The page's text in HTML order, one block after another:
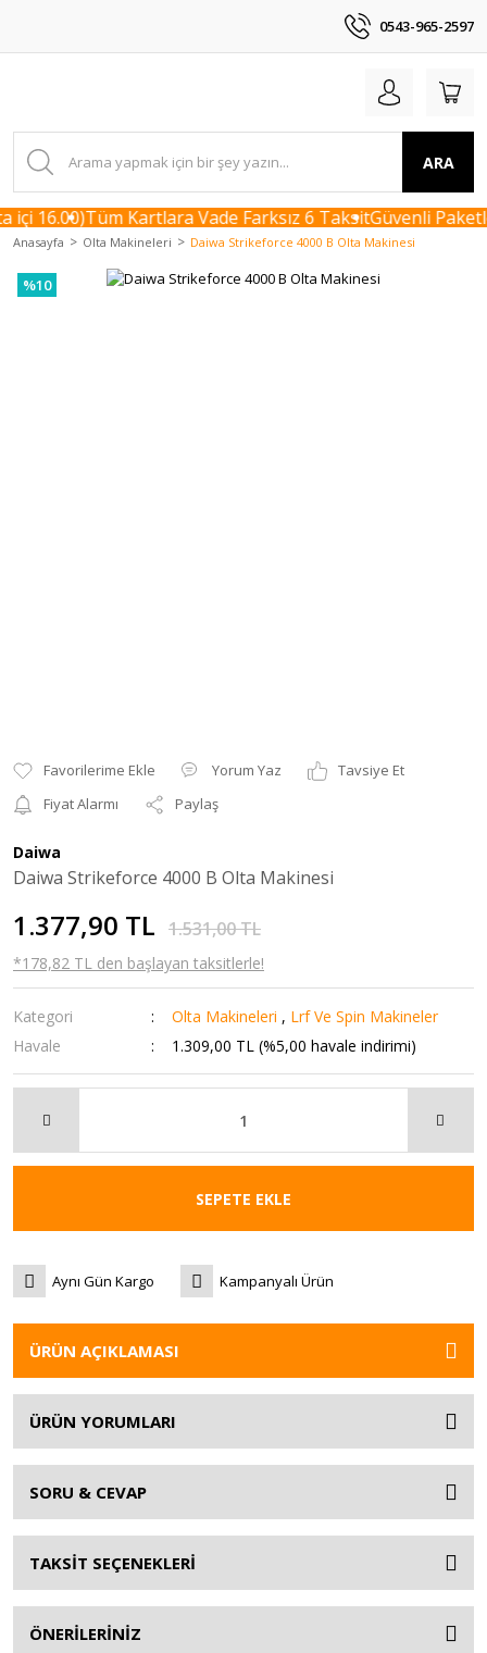
0543-965-2597
ARA
içi 16.00)Tüm Kartlara Vade Farksız 6 TaksitGüvenli
Anasayfa Olta Makineleri Daiwa Strikeforce 4000 B Olta Makinesi
%10
Yorum Yaz
Tavsiye Et
Fiyat Alarmı
Paylaş
Daiwa
Daiwa Strikeforce 4000 B Olta Makinesi
1.377,90 TL 1.531,00 TL
*178,82 TL den başlayan taksitlerle!
Kategori Olta Makineleri , Lrf Ve Spin Makineler
Havale
1.309,00 TL (%5,00 havale indirimi)
SEPETE EKLE
Aynı Gün Kargo Kampanyalı Ürün
ÜRÜN AÇIKLAMASI
ÜRÜN YORUMLARI
SORU & CEVAP
TAKSİT SEÇENEKLERİ
ÖNERİLERİNİZ